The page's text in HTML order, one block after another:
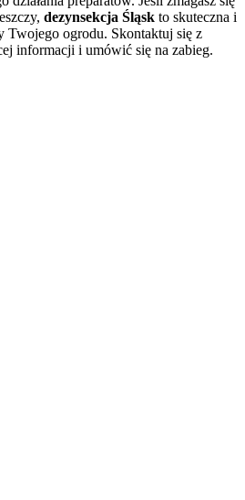
dezynsekcja Śląsk to skuteczna i
Twojego ogrodu. Skontaktuj się z
informacji i umówić się na zabieg.